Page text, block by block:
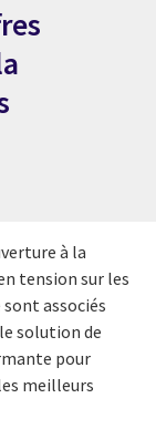
à la
tension sur les
associés
solution de
pour
meilleurs